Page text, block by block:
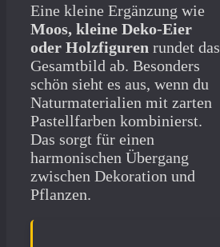
Eine kleine Ergänzung wie
Moos, kleine Deko-Eier
oder Holzfiguren rundet das
Gesamtbild ab. Besonders
schön sieht es aus, wenn du
Naturmaterialien mit zarten
Pastellfarben kombinierst.
Das sorgt für einen
harmonischen Übergang
zwischen Dekoration und
Pflanzen.